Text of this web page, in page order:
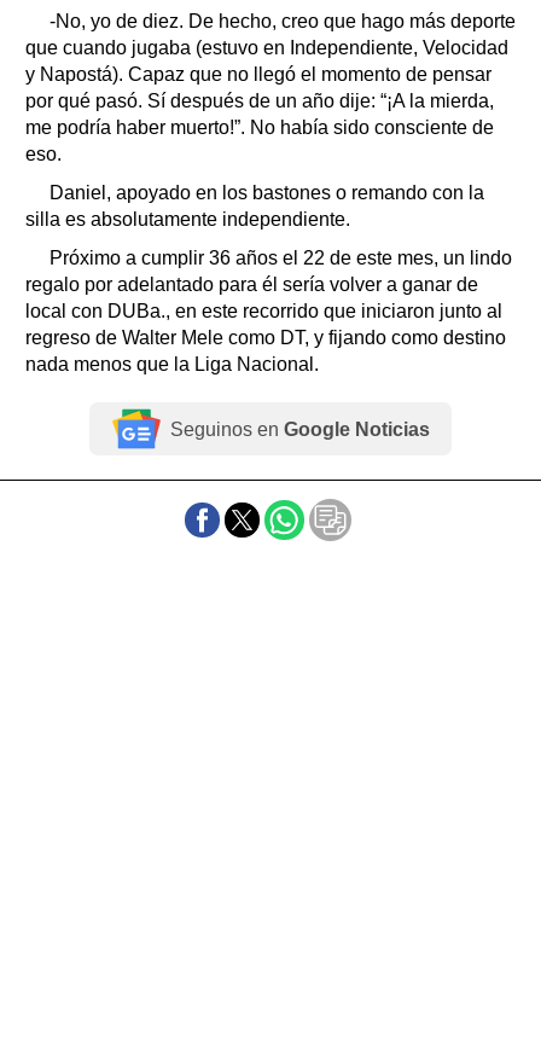
-No, yo de diez. De hecho, creo que hago más deporte
que cuando jugaba (estuvo en Independiente, Velocidad
y Napostá). Capaz que no llegó el momento de pensar
por qué pasó. Sí después de un año dije: “¡A la mierda,
me podría haber muerto!”. No había sido consciente de
eso.
Daniel, apoyado en los bastones o remando con la
silla es absolutamente independiente.
Próximo a cumplir 36 años el 22 de este mes, un lindo
regalo por adelantado para él sería volver a ganar de
local con DUBa., en este recorrido que iniciaron junto al
regreso de Walter Mele como DT, y fijando como destino
nada menos que la Liga Nacional.
Seguinos en Google Noticias